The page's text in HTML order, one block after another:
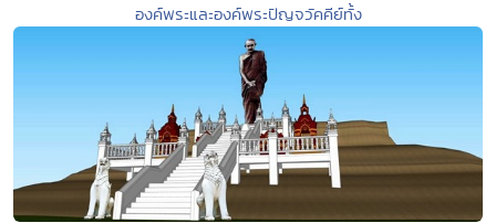
องค์พระและองค์พระปัญจวัคคีย์ทั้ง